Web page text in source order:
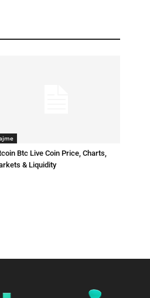
Btc Live Coin Price, Charts,
& Liquidity